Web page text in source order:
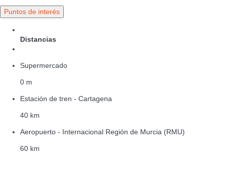
Puntos de interés
Distancias
Supermercado
0 m
Estación de tren - Cartagena
40 km
Aeropuerto - Internacional Región de Murcia (RMU)
60 km